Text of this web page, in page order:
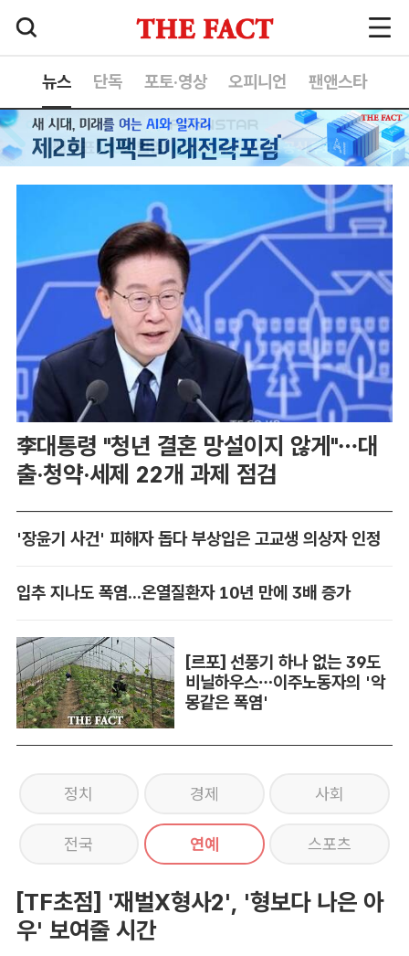
뉴스 단독 포토·영상 오피니언 팬앤스타
李대통령 "청년 결혼 망설이지 않게"…대
출·청약·세제 22개 과제 점검
'장윤기 사건' 피해자 돕다 부상입은 고교생 의상자 인정
입추 지나도 폭염...온열질환자 10년 만에 3배 증가
[르포] 선풍기 하나 없는 39도
비닐하우스…이주노동자의 '악
몽같은 폭염'
정치 경제 사회
전국 연예 스포츠
[TF초점] '재벌X형사2', '형보다 나은 아
우' 보여줄 시간